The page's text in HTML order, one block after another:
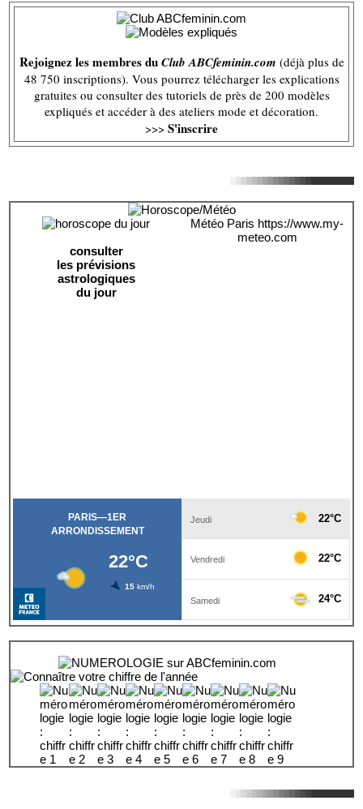
Rejoignez les membres duClub ABCfeminin.com (déjà plus de
48 750 inscriptions). Vous pourrez télécharger les explications
gratuites ou consulter des tutoriels de près de 200 modèles
expliqués et accéder à des ateliers mode et décoration.
>>> S'inscrire
consulter
les prévisions
astrologiques
du jour
Météo Paris https://www.my-
meteo.com